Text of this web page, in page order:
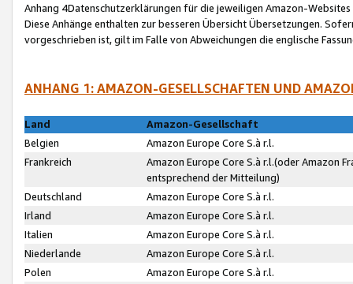
Anhang 4Datenschutzerklärungen für die jeweiligen Amazon-Websites
Diese Anhänge enthalten zur besseren Übersicht Übersetzungen.
vorgeschrieben ist, gilt im Falle von Abweichungen die englische
ANHANG 1: AMAZON-GESELLSCHAFTEN UND
Land
Amazon-Gesellschaft
Belgien
Amazon Europe Core S.à r.l.
Frankreich
Amazon Europe Core S.à r.l.(oder Amazon
entsprechend der Mitteilung)
Deutschland
Amazon Europe Core S.à r.l.
Irland
Amazon Europe Core S.à r.l.
Italien
Amazon Europe Core S.à r.l.
Niederlande
Amazon Europe Core S.à r.l.
Polen
Amazon Europe Core S.à r.l.